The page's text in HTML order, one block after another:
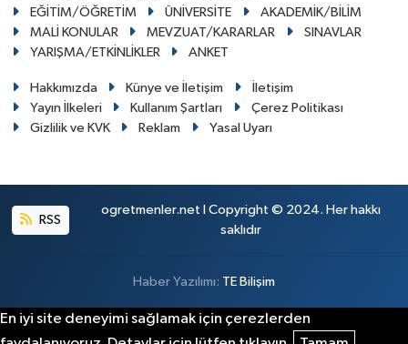
EĞİTİM/ÖĞRETİM
ÜNİVERSİTE
AKADEMİK/BİLİM
MALİ KONULAR
MEVZUAT/KARARLAR
SINAVLAR
YARIŞMA/ETKİNLİKLER
ANKET
Hakkımızda Künye ve İletişim
İletişim
Yayın İlkeleri
Kullanım Şartları
Çerez Politikası
Gizlilik ve KVK
Reklam Yasal Uyarı
RSS
ogretmenler.net I Copyright © 2024. Her hakkı
saklıdır
Haber Yazılımı: TE Bilişim
En iyi site deneyimi sağlamak için çerezlerden